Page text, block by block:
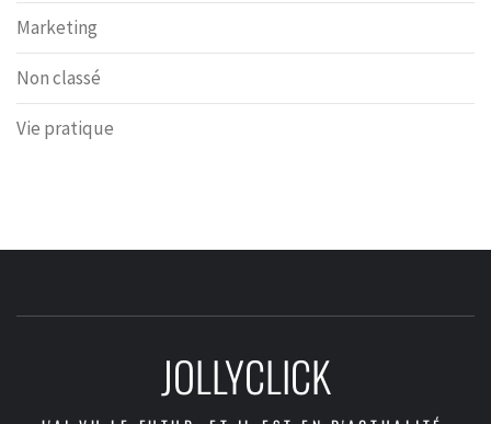
Marketing
Non classé
Vie pratique
JOLLYCLICK